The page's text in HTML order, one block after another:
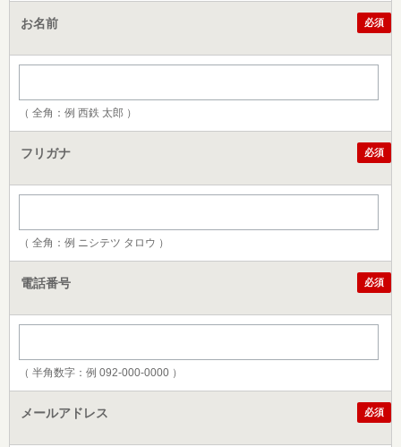
お名前 必須
（ 全角：例 西鉄 太郎 ）
フリガナ 必須
（ 全角：例 ニシテツ タロウ ）
電話番号 必須
（ 半角数字：例 092-000-0000 ）
メールアドレス 必須